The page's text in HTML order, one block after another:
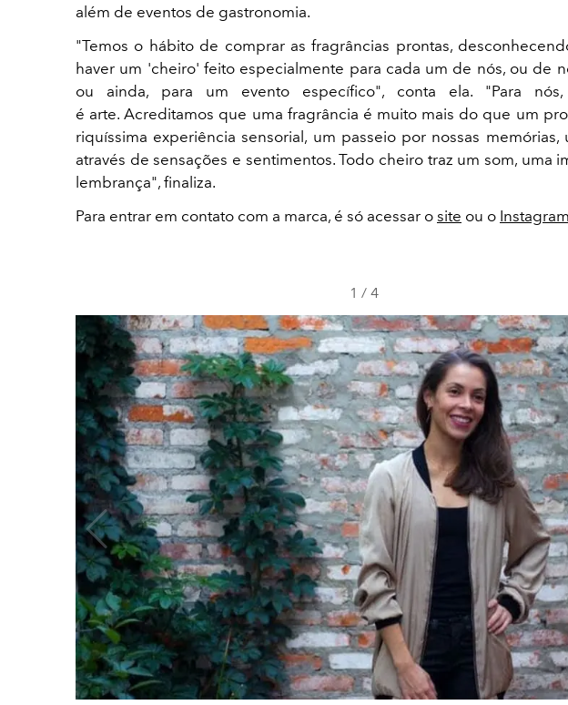
além de eventos de gastronomia.
"Temos o hábito de comprar as fragrâncias prontas,
haver um 'cheiro' feito especialmente para cada um de nós, ou de
ou ainda, para um evento específico", conta ela. "Para nós,
é arte. Acreditamos que uma fragrância é muito mais do que um
riquíssima experiência sensorial, um passeio por nossas memórias,
através de sensações e sentimentos. Todo cheiro traz um som, uma
lembrança", finaliza.
Para entrar em contato com a marca, é só acessar o site ou o Instagram
1 / 4